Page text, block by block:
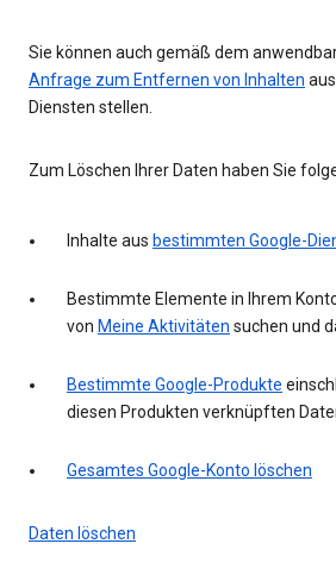
Sie können auch gemäß dem
Anfrage zum Entfernen von Inhalten
Diensten stellen.
Zum Löschen Ihrer Daten haben Sie
Inhalte aus bestimmten Google-
Bestimmte Elemente in Ihrem
von Meine Aktivitäten suchen und
Bestimmte Google-Produkte
diesen Produkten verknüpften
Gesamtes Google-Konto löschen
Daten löschen